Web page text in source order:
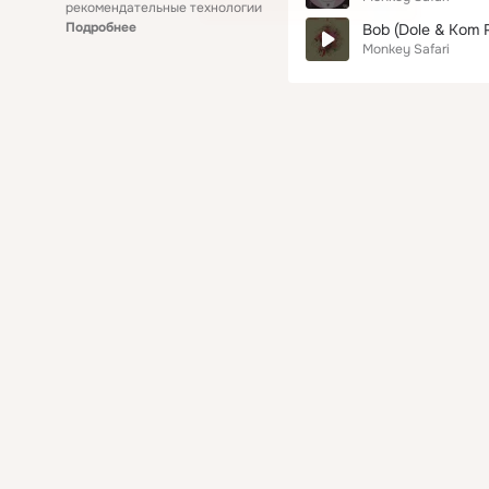
рекомендательные технологии
Подробнее
Bob (Dole & Kom
Monkey Safari